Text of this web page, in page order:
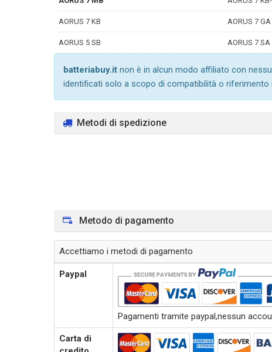
AORUS 7 KB AORUS 7 GA
AORUS 5 SB AORUS 7 SA
batteriabuy.it non è in alcun modo affiliato con
identificati solo a scopo di compatibilità o riferimento
Metodi di spedizione
Metodo di pagamento
Accettiamo i metodi di pagamento
Paypal
Pagamenti tramite paypal,nessun
Carta di